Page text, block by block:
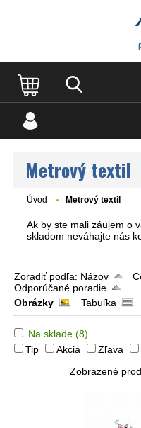
Metrový textil
Úvod Metrový textil
Ak by ste mali záujem o
skladom neváhajte nás
Zoradiť podľa: Názov
Odporúčané poradie
Obrázky
Tabuľka
Na sklade (8)
Tip
Akcia Zľava
Zobrazené